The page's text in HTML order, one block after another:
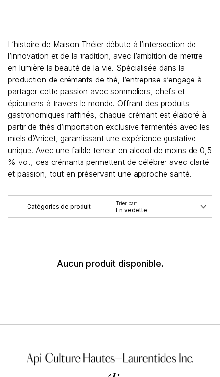
L’histoire de Maison Théier débute à l’intersection de
l’innovation et de la tradition, avec l’ambition de mettre
en lumière la beauté de la vie. Spécialisée dans la
production de crémants de thé, l’entreprise s’engage à
partager cette passion avec sommeliers, chefs et
épicuriens à travers le monde. Offrant des produits
gastronomiques raffinés, chaque crémant est élaboré à
partir de thés d’importation exclusive fermentés avec les
miels d’Anicet, garantissant une expérience gustative
unique. Avec une faible teneur en alcool de moins de 0,5
% vol., ces crémants permettent de célébrer avec clarté
et passion, tout en préservant une approche santé.
Catégories de produit En vedette
Miels d’Anicet
Marques partenaires
Baltic Club
Aucun produit disponible.